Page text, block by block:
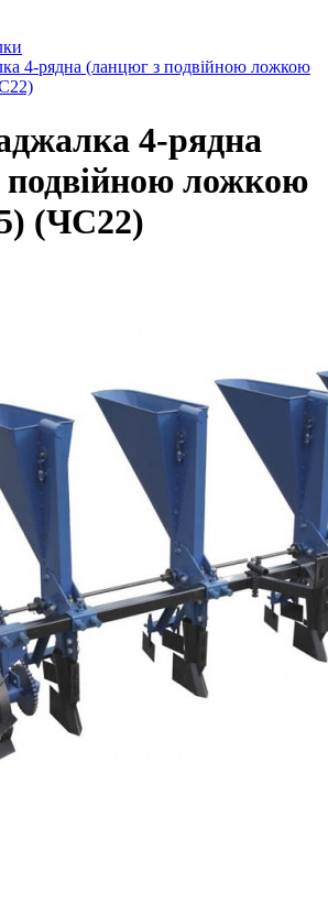
4-рядна (ланцюг з подвійною ложкою
4-рядна
ложкою
(ЧС22)